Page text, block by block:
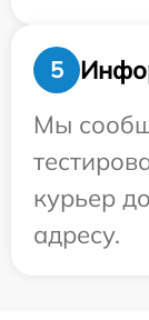
5
Мы
курьер
адресу.